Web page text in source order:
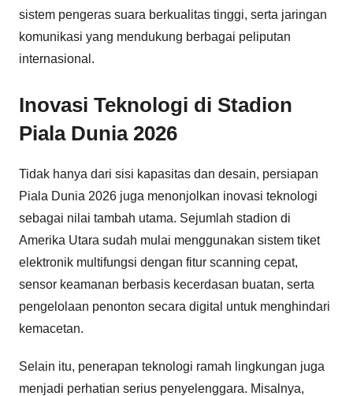
sistem pengeras suara berkualitas tinggi, serta jaringan
komunikasi yang mendukung berbagai peliputan
internasional.
Inovasi Teknologi di Stadion
Piala Dunia 2026
Tidak hanya dari sisi kapasitas dan desain, persiapan
Piala Dunia 2026 juga menonjolkan inovasi teknologi
sebagai nilai tambah utama. Sejumlah stadion di
Amerika Utara sudah mulai menggunakan sistem tiket
elektronik multifungsi dengan fitur scanning cepat,
sensor keamanan berbasis kecerdasan buatan, serta
pengelolaan penonton secara digital untuk menghindari
kemacetan.
Selain itu, penerapan teknologi ramah lingkungan juga
menjadi perhatian serius penyelenggara. Misalnya,